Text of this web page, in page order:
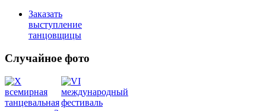
Заказать
выступление
танцовщицы
Случайное фото
Танец